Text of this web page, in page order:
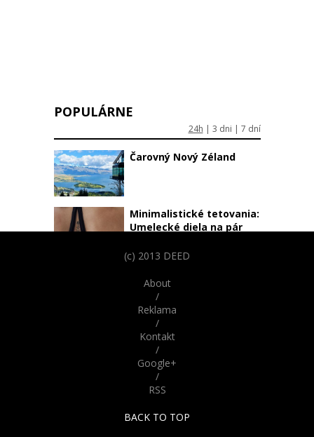
POPULÁRNE
24h | 3 dni | 7 dní
Čarovný Nový Zéland
Minimalistické tetovania:
Umelecké diela na pár
podobajúcich sa na ľudí
Parížske katakomby
skrývajú desivú históriu.
Odvážili by ste sa do nich
vstúpiť?
Nebudete veriť že nie sú
vyzerajú až šokujúco
(c) 2013 DEED
About
/
Reklama
/
Kontakt
/
Google+
/
RSS
BACK TO TOP